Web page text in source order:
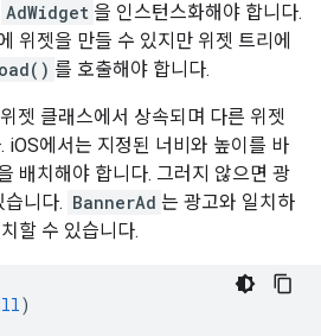
AdWidget 을 인스턴스화해야 합니다.
위젯을 만들 수 있지만 위젯 트리에
를 호출해야 합니다.
젯 클래스에서 상속되며 다른 위젯
iOS에서는 지정된 너비와 높이를 바
배치해야 합니다. 그러지 않으면 광
니다. BannerAd 는 광고와 일치하
할 수 있습니다.
)